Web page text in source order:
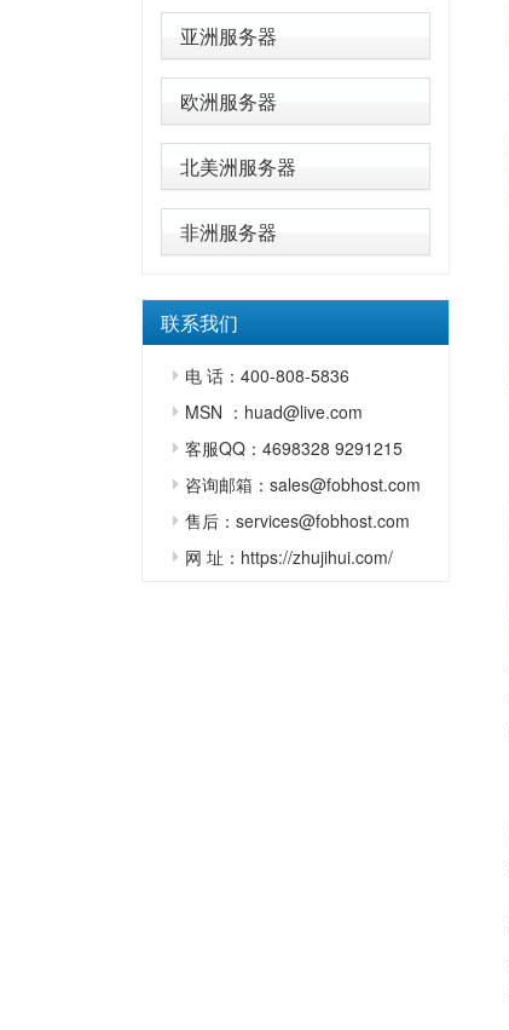
亚洲服务器
欧洲服务器
北美洲服务器
非洲服务器
联系我们
电 话：400-808-5836
MSN ：huad@live.com
客服QQ：4698328 9291215
咨询邮箱：sales@fobhost.com
售后：services@fobhost.com
网 址：https://zhujihui.com/